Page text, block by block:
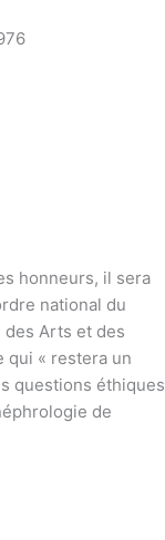
honneurs, il sera
national du
des Arts et des
qui « restera un
questions éthiques
de